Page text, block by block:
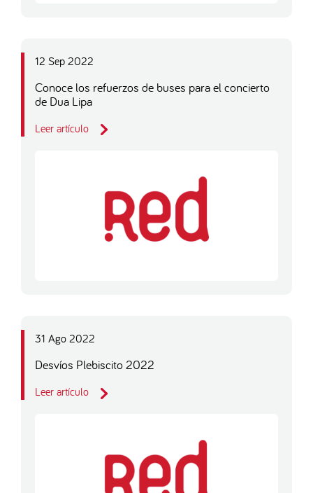
12 Sep 2022
Conoce los refuerzos de buses para el concierto
de Dua Lipa
Leer artículo
31 Ago 2022
Desvíos Plebiscito 2022
Leer artículo